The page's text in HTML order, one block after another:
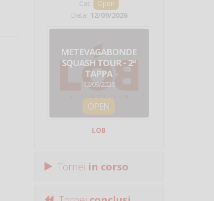
Cat:
Open
Data: 12/09/2026
METEVAGABONDE
SQUASH TOUR - 2ª
TAPPA
12/09/2026
OPEN
LOB
Tornei in corso